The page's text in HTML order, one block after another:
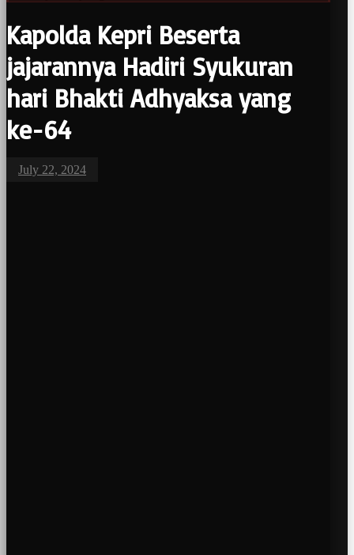
Kapolda Kepri Beserta
jajarannya Hadiri Syukuran
hari Bhakti Adhyaksa yang
ke-64
July 22, 2024